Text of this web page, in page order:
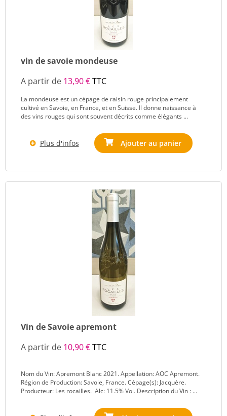
vin de savoie mondeuse
A partir de 13,90 €TTC
La mondeuse est un cépage de raisin rouge principalement
cultivé en Savoie, en France, et en Suisse. Il donne naissance à
des vins rouges qui sont souvent décrits comme élégants ...
Plus d'infos Ajouter au panier
Vin de Savoie apremont
A partir de 10,90 €TTC
Nom du Vin: Apremont Blanc 2021. Appellation: AOC Apremont.
Région de Production: Savoie, France. Cépage(s): Jacquère.
Producteur: Les rocailles. Alc: 11.5% Vol. Description du Vin : ...